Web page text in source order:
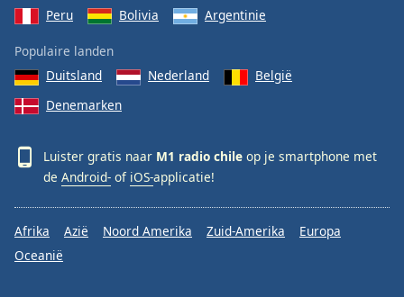
Peru
Bolivia Argentinie
Populaire landen
Duitsland
Nederland
België
Denemarken
Luister gratis naar M1 radio chile op je smartphone met
de Android- of iOS-applicatie!
Afrika Azië Noord Amerika Zuid-Amerika
Europa
Oceanië